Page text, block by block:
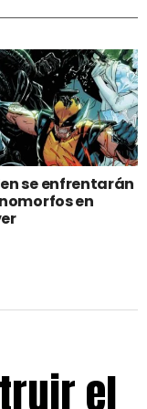
se enfrentarán
en
el